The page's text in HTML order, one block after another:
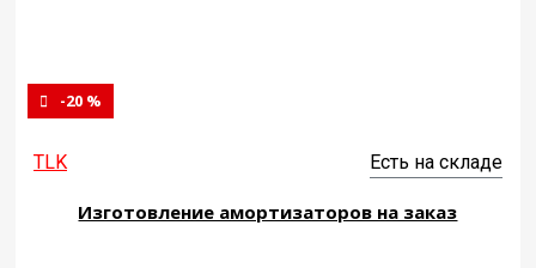
-20 %
TLK Есть на складе
Изготовление амортизаторов на заказ